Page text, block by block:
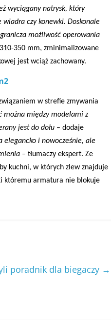
wyciągany natrysk, który
wiadra czy konewki. Doskonale
możliwość operowania
350 mm, zminimalizowane
jest wciąż zachowany.
w strefie zmywania
można między modelami z
jest do dołu – dodaje
elegancko i nowocześnie, ale
– tłumaczy ekspert. Ze
kuchni, w których zlew znajduje
któremu armatura nie blokuje
poradnik dla biegaczy →